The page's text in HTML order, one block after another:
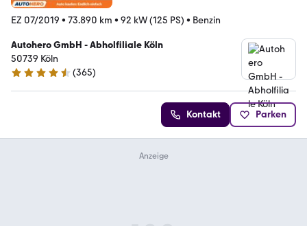
EZ 07/2019 • 73.890 km • 92 kW (125 PS) • Benzin
Autohero GmbH - Abholfiliale Köln
50739 Köln
4.6 Sterne
(365)
Kontakt Parken